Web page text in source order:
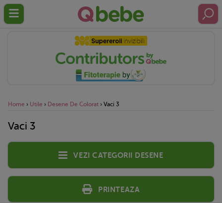
Home › Utile › Desene De Colorat › Vaci 3
Vaci 3
Vezi categorii desene
Printeaza